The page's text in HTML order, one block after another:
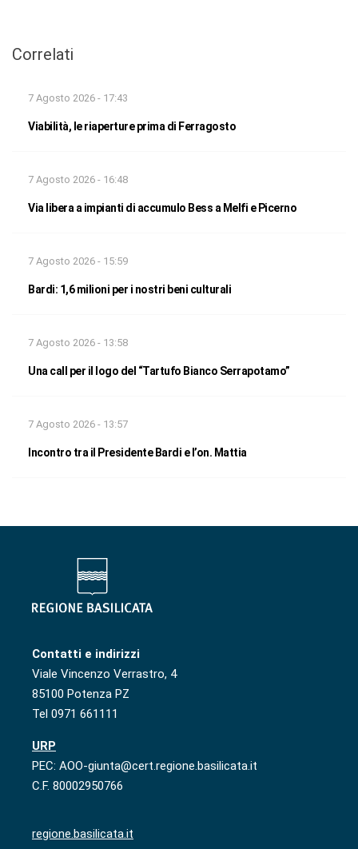
Correlati
7 Agosto 2026 - 17:43
Viabilità, le riaperture prima di Ferragosto
7 Agosto 2026 - 16:48
Via libera a impianti di accumulo Bess a Melfi e Picerno
7 Agosto 2026 - 15:59
Bardi: 1,6 milioni per i nostri beni culturali
7 Agosto 2026 - 13:58
Una call per il logo del “Tartufo Bianco Serrapotamo”
7 Agosto 2026 - 13:57
Incontro tra il Presidente Bardi e l’on. Mattia
Contatti e indirizzi
Viale Vincenzo Verrastro, 4
85100 Potenza PZ
Tel 0971 661111
URP
PEC: AOO-giunta@cert.regione.basilicata.it
C.F. 80002950766
regione.basilicata.it